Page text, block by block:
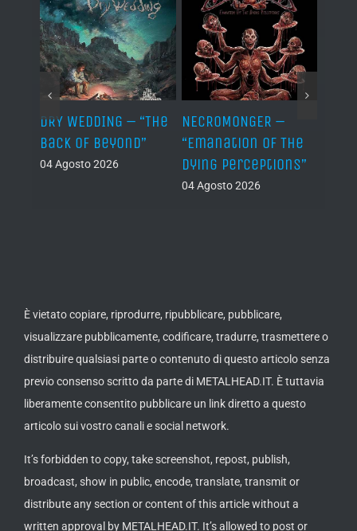
DRY WEDDING – “The
Back Of Beyond”
04 Agosto 2026
NECROMONGER –
“Emanation Of The
Dying Perceptions”
04 Agosto 2026
È vietato copiare, riprodurre, ripubblicare, pubblicare,
visualizzare pubblicamente, codificare, tradurre, trasmettere o
distribuire qualsiasi parte o contenuto di questo articolo senza
previo consenso scritto da parte di METALHEAD.IT. È tuttavia
liberamente consentito pubblicare un link diretto a questo
articolo sui vostro canali e social network.
It’s forbidden to copy, take screenshot, repost, publish,
broadcast, show in public, encode, translate, transmit or
distribute any section or content of this article without a
written approval by METALHEAD.IT. It’s allowed to post or